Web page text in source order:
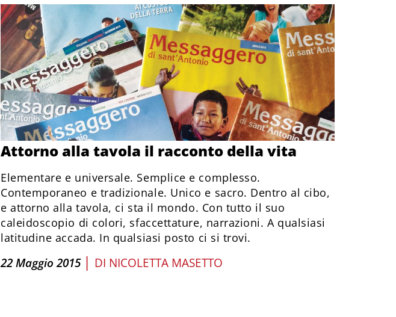
Attorno alla tavola il racconto della vita
Elementare e universale. Semplice e complesso.
Contemporaneo e tradizionale. Unico e sacro. Dentro al cibo,
e attorno alla tavola, ci sta il mondo. Con tutto il suo
caleidoscopio di colori, sfaccettature, narrazioni. A qualsiasi
latitudine accada. In qualsiasi posto ci si trovi.
22 Maggio 2015 | DI NICOLETTA MASETTO